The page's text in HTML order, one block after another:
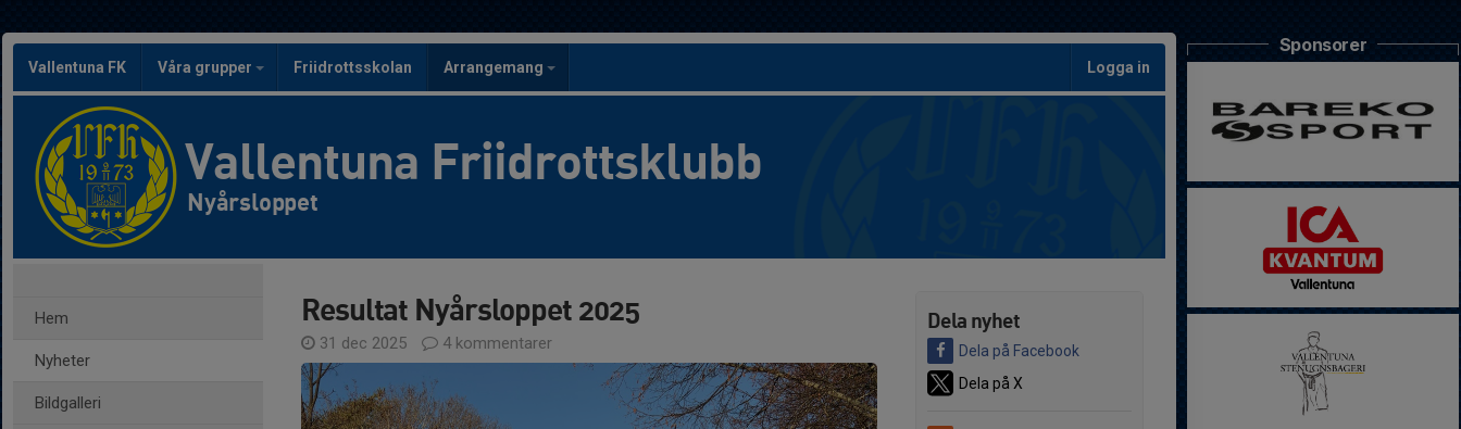
Vallentuna FK Våra grupper Friidrottsskolan Arrangemang Logga in
Vallentuna Friidrottsklubb
Nyårsloppet
Hem
Nyheter
Bildgalleri
Dela nyhet
Dela på Facebook
Dela på X
Resultat Nyårsloppet 2025
31 dec 2025 4 kommentarer
Sponsorer